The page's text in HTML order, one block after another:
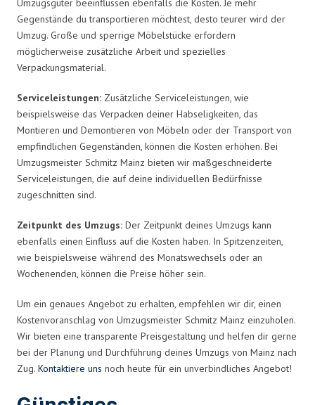
Umzugsgüter beeinflussen ebenfalls die Kosten. Je mehr
Gegenstände du transportieren möchtest, desto teurer wird der
Umzug. Große und sperrige Möbelstücke erfordern
möglicherweise zusätzliche Arbeit und spezielles
Verpackungsmaterial.
Serviceleistungen: Zusätzliche Serviceleistungen, wie
beispielsweise das Verpacken deiner Habseligkeiten, das
Montieren und Demontieren von Möbeln oder der Transport von
empfindlichen Gegenständen, können die Kosten erhöhen. Bei
Umzugsmeister Schmitz Mainz bieten wir maßgeschneiderte
Serviceleistungen, die auf deine individuellen Bedürfnisse
zugeschnitten sind.
Zeitpunkt des Umzugs: Der Zeitpunkt deines Umzugs kann
ebenfalls einen Einfluss auf die Kosten haben. In Spitzenzeiten,
wie beispielsweise während des Monatswechsels oder an
Wochenenden, können die Preise höher sein.
Um ein genaues Angebot zu erhalten, empfehlen wir dir, einen
Kostenvoranschlag von Umzugsmeister Schmitz Mainz einzuholen.
Wir bieten eine transparente Preisgestaltung und helfen dir gerne
bei der Planung und Durchführung deines Umzugs von Mainz nach
Zug. Kontaktiere uns noch heute für ein unverbindliches Angebot!